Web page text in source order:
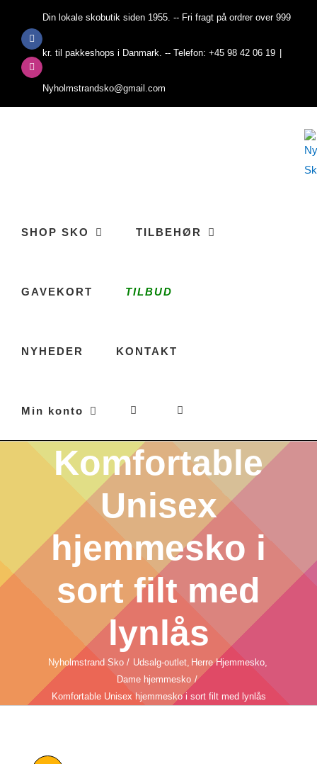
contentFacebook
Instagram
Din lokale skobutik siden 1955. -- Fri fragt på ordrer over 999
kr. til pakkeshops i Danmark. -- Telefon: +45 98 42 06 19
Nyholmstrandsko@gmail.com
SHOP SKO TILBEHØR
GAVEKORT TILBUD
NYHEDER KONTAKT
Min konto
Komfortable
Unisex
hjemmesko i
sort filt med
lynlås
Nyholmstrand Sko Udsalg-outlet Herre Hjemmesko
Dame hjemmesko
Komfortable Unisex hjemmesko i sort filt med lynlås